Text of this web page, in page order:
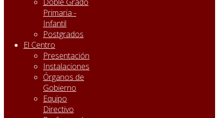
Primaria -
Infantil
Postgrados
El Centro
Presentación
Instalaciones
Órganos de
Gobierno
Equipo
Directivo